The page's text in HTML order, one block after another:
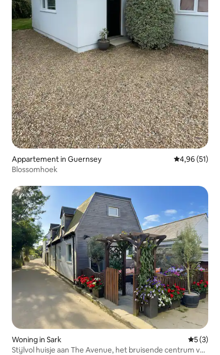
Appartement in Guernsey Gemiddelde
4,96 (51)
Blossomhoek
Woning in Sark
5 (3)
Stijlvol huisje aan The Avenue, het bruisende centrum van